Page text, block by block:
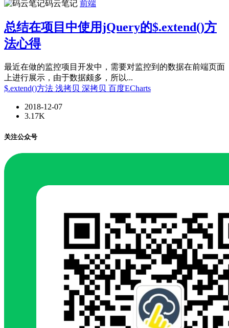
码云笔记 前端
总结在项目中使用jQuery的$.extend()方
法心得
最近在做的监控项目开发中，需要对监控到的数据在前端页面
上进行展示，由于数据颇多，所以...
$.extend()方法 浅拷贝 深拷贝 百度ECharts
2018-12-07
3.17K
关注公众号